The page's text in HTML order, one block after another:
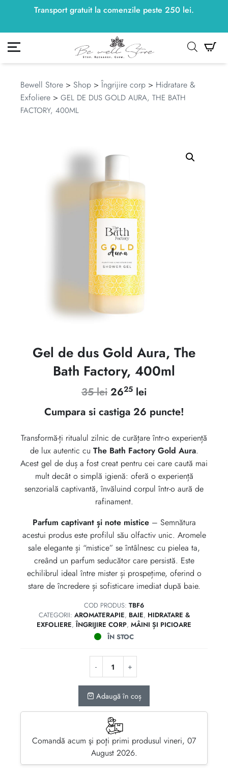
Transport gratuit la comenzile peste 250 lei.
250lei
meu
Bewell Store > Shop >Îngrijire corp > Hidratare &
Exfoliere > GEL DE DUS GOLD AURA, THE BATH
FACTORY, 400ML
Gel de dus Gold Aura, The
Bath Factory, 400ml
35lei Prețul
inițial
fost:
35 lei.
2625 leiPrețul
curent
2625 lei.
Cumpara si castiga 26 puncte!
Transformă-ți ritualul zilnic de curățare într-o experiență
de lux autentic cu The Bath Factory Gold Aura.
Acest gel de duș a fost creat pentru cei care caută mai
mult decât o simplă igienă: oferă o experiență
senzorială captivantă, învăluind corpul într-o aură de
rafinament.
Parfum captivant și note mistice– Semnătura
acestui produs este profilul său olfactiv unic. Aromele
sale elegante și “mistice” se întâlnesc cu pielea ta,
creând un parfum seducător care persistă. Este
echilibrul ideal între mister și prospețime, oferind o
stare de încredere și sofisticare imediat după baie.
COD PRODUS: TBF6
CATEGORII: AROMATERAPIE, BAIE, HIDRATARE &
EXFOLIERE,ÎNGRIJIRE CORP, MÂINI ȘI PICIOARE
ÎN STOC
Adaugă în coș
Comandă acum şi poţi primi produsul vineri, 07
August 2026.